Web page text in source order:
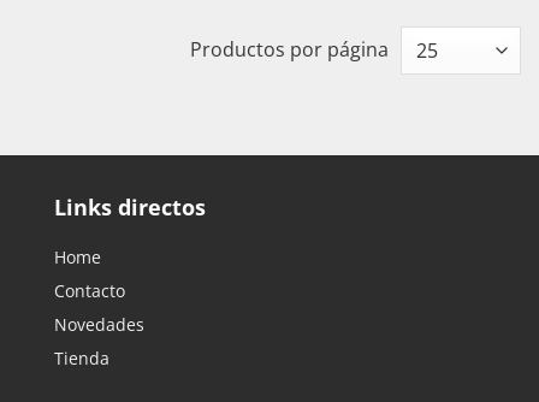
Productos por página
Links directos
Home
Contacto
Novedades
Tienda